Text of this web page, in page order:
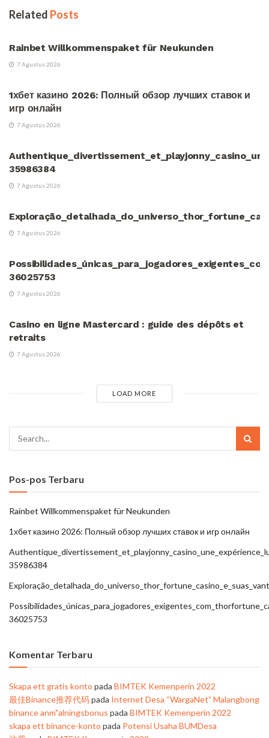
Related Posts
Rainbet Willkommenspaket für Neukunden
7 Agustus 2026
1хбет казино 2026: Полный обзор лучших ставок и
игр онлайн
7 Agustus 2026
35986384
7 Agustus 2026
7 Agustus 2026
36025753
7 Agustus 2026
Casino en ligne Mastercard : guide des dépôts et
retraits
7 Agustus 2026
LOAD MORE
Pos-pos Terbaru
Rainbet Willkommenspaket für Neukunden
1хбет казино 2026: Полный обзор лучших ставок и игр онлайн
35986384
36025753
Komentar Terbaru
Skapa ett gratis konto pada BIMTEK Kemenperin 2022
最佳Binance推荐代码pada Internet Desa “WargaNet” Malangbong
binance anm"alningsbonus pada BIMTEK Kemenperin 2022
skapa ett binance-konto pada Potensi Usaha BUMDesa